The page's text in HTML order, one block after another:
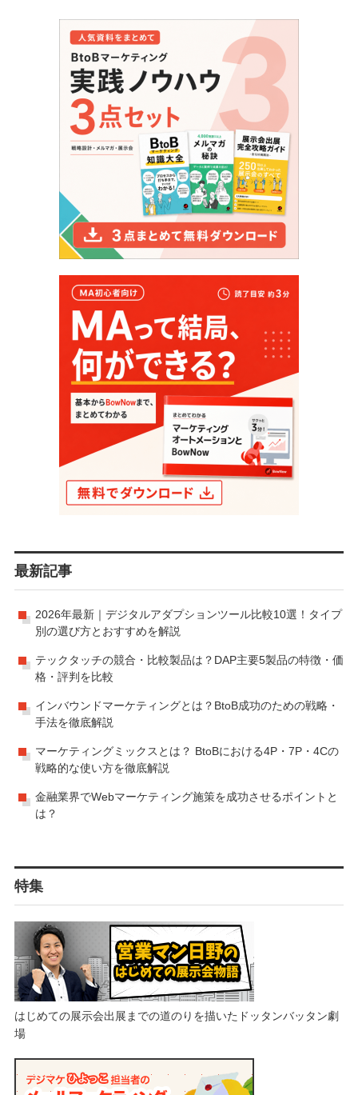
最新記事
2026年最新｜デジタルアダプションツール比較10選！タイプ
別の選び方とおすすめを解説
テックタッチの競合・比較製品は？DAP主要5製品の特徴・価
格・評判を比較
インバウンドマーケティングとは？BtoB成功のための戦略・
手法を徹底解説
マーケティングミックスとは？ BtoBにおける4P・7P・4Cの
戦略的な使い方を徹底解説
金融業界でWebマーケティング施策を成功させるポイントと
は？
特集
はじめての展示会出展までの道のりを描いたドッタンバッタン劇
場